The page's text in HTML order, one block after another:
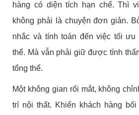
hàng có diện tích hạn chế. Thì
không phải là chuyện đơn giản.
nhắc và tính toán đến việc tối ưu
thể. Mà vẫn phải giữ được tính
tổng thể.
Một không gian rối mắt, không
trí nội thất. Khiến khách hàng